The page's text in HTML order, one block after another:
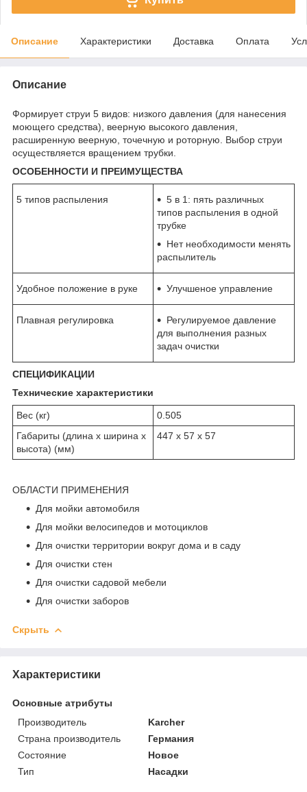
Описание Характеристики Доставка Оплата
Описание
Формирует струи 5 видов: низкого давления (для нанесения
моющего средства), веерную высокого давления,
расширенную веерную, точечную и роторную. Выбор струи
осуществляется вращением трубки.
ОСОБЕННОСТИ И ПРЕИМУЩЕСТВА
5 типов распыления
5 в 1: пять различных
типов распыления в одной
трубке
Нет необходимости менять
распылитель
Удобное положение в руке Улучшеное управление
Плавная регулировка
Регулируемое давление
для выполнения разных
задач очистки
СПЕЦИФИКАЦИИ
Технические характеристики
Вес (кг)
0.505
Габариты (длина х ширина х
высота) (мм)
447 x 57 x 57
ОБЛАСТИ ПРИМЕНЕНИЯ
Для мойки автомобиля
Для мойки велосипедов и мотоциклов
Для очистки территории вокруг дома и в саду
Для очистки стен
Для очистки садовой мебели
Для очистки заборов
Скрыть
Характеристики
Основные атрибуты
Производитель
Karcher
Страна производитель
Германия
Состояние
Новое
Тип
Насадки